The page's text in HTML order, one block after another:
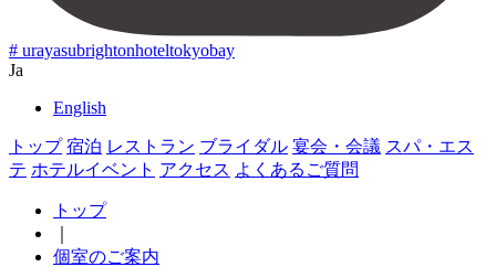
# urayasubrightonhoteltokyobay
Ja
English
トップ 宿泊 レストラン ブライダル 宴会・会議 スパ・エス
テ ホテルイベント アクセス よくあるご質問
トップ
個室のご案内